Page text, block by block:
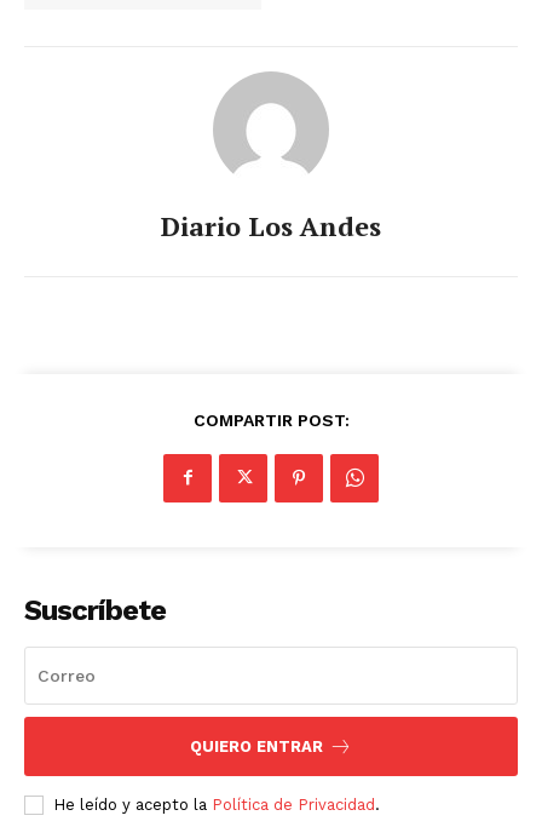
Diario Los Andes
COMPARTIR POST:
Suscríbete
QUIERO ENTRAR
He leído y acepto la Política de Privacidad.